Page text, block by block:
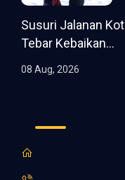
Susuri Jalanan
Tebar Kebaikan...
08 Aug, 2026